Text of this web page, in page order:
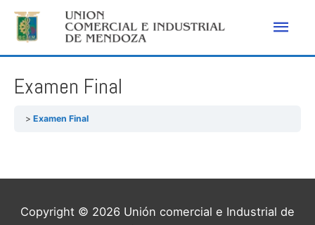
Examen Final
Examen Final
Copyright © 2026 Unión comercial e Industrial de